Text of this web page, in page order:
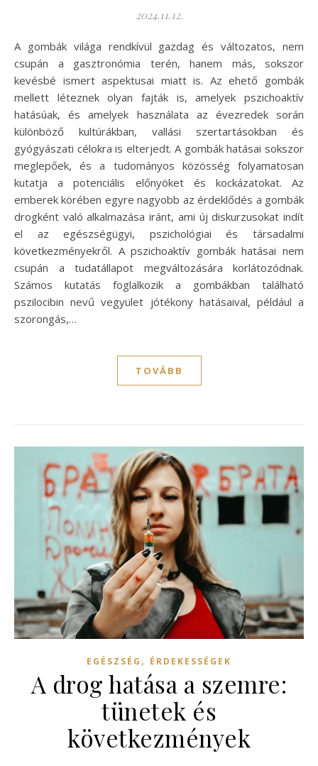
2024.11.12.
A gombák világa rendkívül gazdag és változatos, nem
csupán a gasztronómia terén, hanem más, sokszor
kevésbé ismert aspektusai miatt is. Az ehető gombák
mellett léteznek olyan fajták is, amelyek pszichoaktív
hatásúak, és amelyek használata az évezredek során
különböző kultúrákban, vallási szertartásokban és
gyógyászati célokra is elterjedt. A gombák hatásai sokszor
meglepőek, és a tudományos közösség folyamatosan
kutatja a potenciális előnyöket és kockázatokat. Az
emberek körében egyre nagyobb az érdeklődés a gombák
drogként való alkalmazása iránt, ami új diskurzusokat indít
el az egészségügyi, pszichológiai és társadalmi
következményekről. A pszichoaktív gombák hatásai nem
csupán a tudatállapot megváltozására korlátozódnak.
Számos kutatás foglalkozik a gombákban található
pszilocibin nevű vegyület jótékony hatásaival, például a
szorongás,…
TOVÁBB
EGÉSZSÉG , ÉRDEKESSÉGEK
A drog hatása a szemre:
tünetek és
következmények